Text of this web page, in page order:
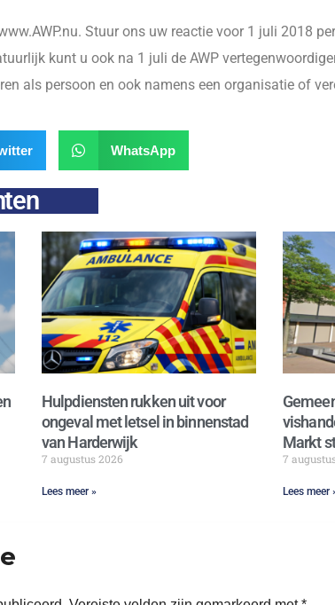
Stuur ons uw reactie voor 1 juli 2018
kunt u ook na 1 juli de AWP
als persoon en ook namens een organisatie of
WhatsApp
Hulpdiensten rukken uit voor
ongeval met letsel in binnenstad
van Harderwijk
7 augustus 2026
Lees meer »
Markt
7
Lees meer